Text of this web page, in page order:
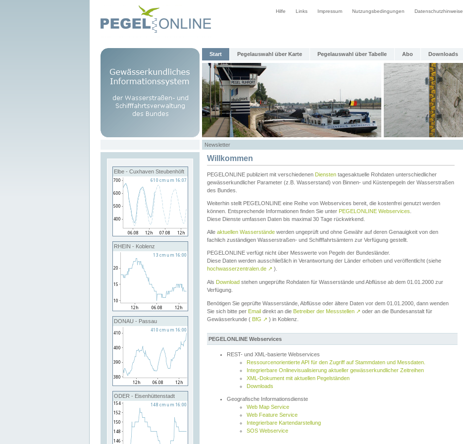
Hilfe Links Impressum Nutzungsbedingungen Datenschutzhinweise
Start Pegelauswahl über Karte Pegelauswahl über Tabelle Abo Downloads
Newsletter
Elbe - Cuxhaven Steubenhöft
RHEIN - Koblenz
DONAU - Passau
ODER - Eisenhüttenstadt
Willkommen
PEGELONLINE publiziert mit verschiedenen Diensten tagesaktuelle Rohdaten unterschiedlicher
gewässerkundlicher Parameter (z.B. Wasserstand) von Binnen- und Küstenpegeln der Wasserstraßen
des Bundes.
Weiterhin stellt PEGELONLINE eine Reihe von Webservices bereit, die kostenfrei genutzt werden
können. Entsprechende Informationen finden Sie unter PEGELONLINE Webservices
Diese Dienste umfassen Daten bis maximal 30 Tage rückwirkend.
Alle aktuellen Wasserstände werden ungeprüft und ohne Gewähr auf deren Genauigkeit von den
fachlich zuständigen Wasserstraßen- und Schifffahrtsämtern zur Verfügung gestellt.
PEGELONLINE verfügt nicht über Messwerte von Pegeln der Bundesländer.
Diese Daten werden ausschließlich in Verantwortung der Länder erhoben und veröffentlicht (siehe
hochwasserzentralen.de ↗ ).
Als Download stehen ungeprüfte Rohdaten für Wasserstände und Abflüsse ab dem 01.01.2000 zur
Verfügung.
Benötigen Sie geprüfte Wasserstände, Abflüsse oder ältere Daten vor dem 01.01.2000, dann wenden
Sie sich bitte per Email direkt an die Betreiber der Messstellen ↗ oder an die Bundesanstalt für
Gewässerkunde ( BfG ↗ ) in Koblenz.
PEGELONLINE Webservices
REST- und XML-basierte Webservices
Ressourcenorientierte API für den Zugriff auf Stammdaten und Messdaten.
Integrierbare Onlinevisualisierung aktueller gewässerkundlicher Zeitreihen
XML-Dokument mit aktuellen Pegelständen
Downloads
Geografische Informationsdienste
Web Map Service
Web Feature Service
Integrierbare Kartendarstellung
SOS Webservice